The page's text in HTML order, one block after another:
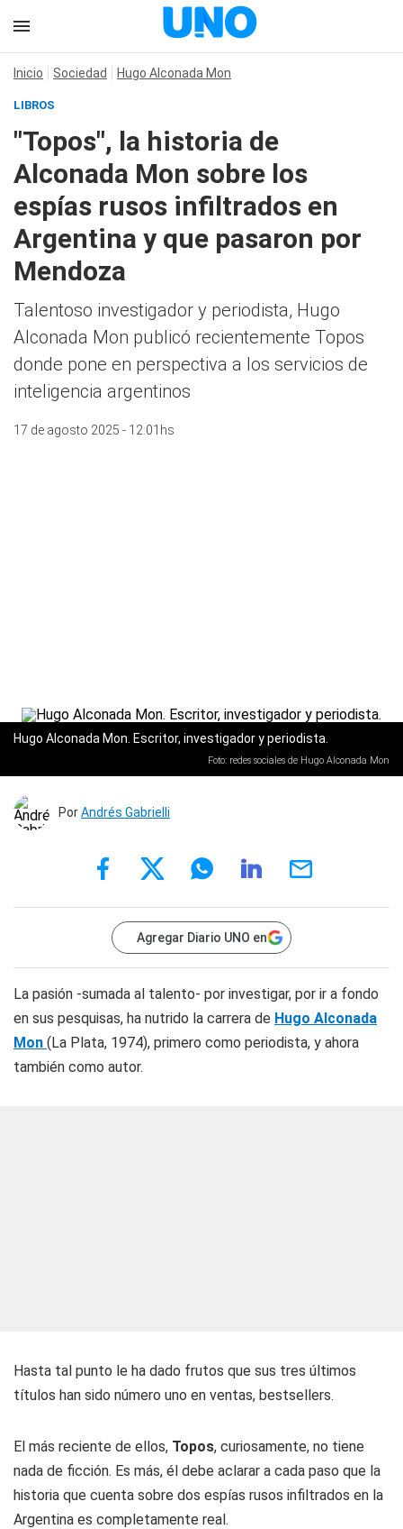
Inicio Sociedad Hugo Alconada Mon
LIBROS
"Topos", la historia de
Alconada Mon sobre los
espías rusos infiltrados en
Argentina y que pasaron por
Mendoza
Talentoso investigador y periodista, Hugo
Alconada Mon publicó recientemente Topos
donde pone en perspectiva a los servicios de
inteligencia argentinos
17 de agosto 2025 - 12:01hs
Hugo Alconada Mon. Escritor, investigador y periodista.
Foto: redes sociales de Hugo Alconada Mon
PorAndrés Gabrielli
Agregar Diario UNO en
La pasión -sumada al talento- por investigar, por ir a fondo
en sus pesquisas, ha nutrido la carrera de Hugo Alconada
Mon (La Plata, 1974), primero como periodista, y ahora
también como autor.
Hasta tal punto le ha dado frutos que sus tres últimos
títulos han sido número uno en ventas, bestsellers.
El más reciente de ellos, Topos, curiosamente, no tiene
nada de ficción. Es más, él debe aclarar a cada paso que la
historia que cuenta sobre dos espías rusos infiltrados en la
Argentina es completamente real.